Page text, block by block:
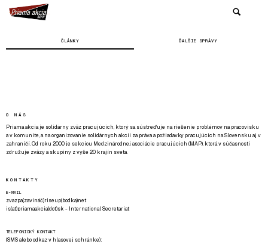
ČLÁNKY ĎALŠIE SPRÁVY
O NÁS
Priama akcia je solidárny zväz pracujúcich, ktorý sa sústreďuje na riešenie problémov na pracovisku
a v komunite, a na organizovanie solidárnych akcií za práva a požiadavky pracujúcich na Slovensku aj v
zahraničí. Od roku 2000 je sekciou Medzinárodnej asociácie pracujúcich (MAP), ktorá v súčasnosti
združuje zväzy a skupiny z vyše 20 krajín sveta.
KONTAKTY
E-MAIL
zvazpa(zavináč)riseup(bodka)net
is(at)priamaakcia(dot)sk - International Secretariat
TELEFONICKÝ KONTAKT
(SMS alebo odkaz v hlasovej schránke):